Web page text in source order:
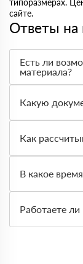
сайте.
Ответы на
Есть ли
материала?
оплата по
Вы вправе от
Какую
сертификаты и
транспортную
Как
персональный
Далее он
стоимости и
оглашаются
В какое
Петербург, 6-
Работаете